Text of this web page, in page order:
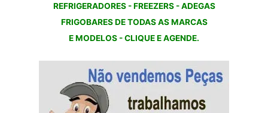
REFRIGERADORES - FREEZERS - ADEGAS
FRIGOBARES DE TODAS AS MARCAS
E MODELOS - CLIQUE E AGENDE.